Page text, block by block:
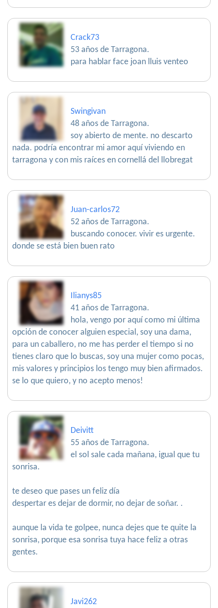
Crack73
53 años de Tarragona.
para hablar face joan lluis venteo
Swingivan
48 años de Tarragona.
soy abierto de mente. no descarto
nada. podría encontrar mi amor aquí viviendo en
tarragona y con mis raíces en cornellá del llobregat
Juan-carlos72
52 años de Tarragona.
buscando conocer. vivir es urgente.
donde se está bien buen rato
Ilianys85
41 años de Tarragona.
hola, vengo por aquí como mi última
opción de conocer alguien especial, soy una dama,
para un caballero, no me has perder el tiempo si no
tienes claro que lo buscas, soy una mujer como pocas,
mis valores y principios los tengo muy bien afirmados.
se lo que quiero, y no acepto menos!
Deivitt
55 años de Tarragona.
el sol sale cada mañana, igual que tu
sonrisa.
te deseo que pases un feliz día
despertar es dejar de dormir, no dejar de soñar. .
aunque la vida te golpee, nunca dejes que te quite la
sonrisa, porque esa sonrisa tuya hace feliz a otras
gentes.
Javi262